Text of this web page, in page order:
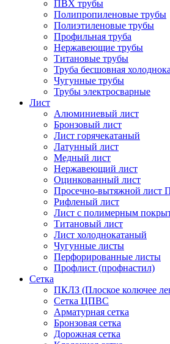
ПВХ трубы
Полипропиленовые трубы
Полиэтиленовые трубы
Профильная труба
Нержавеющие трубы
Титановые трубы
Труба бесшовная
Чугунные трубы
Трубы электросварные
Лист
Алюминиевый лист
Бронзовый лист
Лист горячекатаный
Латунный лист
Медный лист
Нержавеющий лист
Оцинкованный лист
Просечно-вытяжной лист
Рифленый лист
Лист с полимерным
Титановый лист
Лист холоднокатаный
Чугунные листы
Перфорированные листы
Профлист (профнастил)
Сетка
ПКЛЗ (Плоское колючее
Сетка ЦПВС
Арматурная сетка
Бронзовая сетка
Дорожная сетка